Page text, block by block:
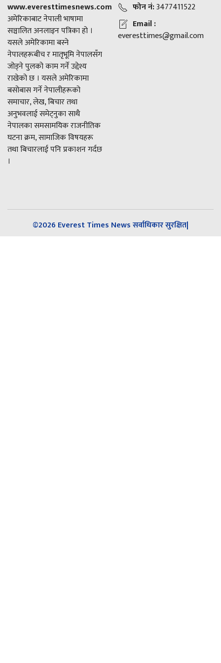
www.everesttimesnews.com
अमेरिकाबाट नेपाली भाषामा
सञ्चालित अनलाइन पत्रिका हो ।
यसले अमेरिकामा बस्ने
नेपालहरूबीच र मातृभूमि नेपालसँग
जोड्ने पुलको काम गर्ने उद्देश्य
राखेको छ । यसले अमेरिकामा
बसोबास गर्ने नेपालीहरूको
समाचार, लेख, बिचार तथा
अनुभवलाई समेट्नुका साथै
नेपालका समसामयिक राजनीतिक
घटना क्रम, सामाजिक विषयहरू
तथा बिचारलाई पनि प्रकाशन गर्दछ
।
फोन नं:3477411522
Email :
everesttimes@gmail.com
©2026 Everest Times News सर्वाधिकार सुरक्षित|